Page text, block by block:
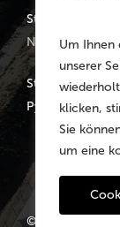
Um Ihnen
unserer
klicken,
Sie
um eine
Standorte:
Nürnberg |
Stammsitz:
Pyrbaum
© 2026 MOJO